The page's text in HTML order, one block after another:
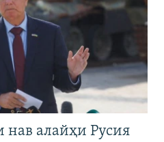
нав алайҳи Русия